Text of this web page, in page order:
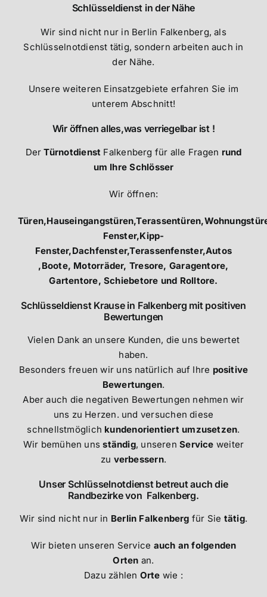
Schlüsseldienst in der Nähe
Wir sind nicht nur in Berlin Falkenberg, als
Schlüsselnotdienst tätig, sondern arbeiten auch in
der Nähe.
Unsere weiteren Einsatzgebiete erfahren Sie im
unterem Abschnitt!
Wir öffnen alles,was verriegelbar ist !
DerTürnotdienst Falkenberg für alle Fragen rund
um Ihre Schlösser
Wir öffnen:
Fenster,Kipp-
Fenster,Dachfenster,Terassenfenster,Autos
,Boote, Motorräder, Tresore, Garagentore,
Gartentore, Schiebetore und Rolltore.
Schlüsseldienst Krause in Falkenberg mit positiven
Bewertungen
Vielen Dank an unsere Kunden, die uns bewertet
haben.
Besonders freuen wir uns natürlich auf Ihre positive
Bewertungen.
Aber auch die negativen Bewertungen nehmen wir
uns zu Herzen. und versuchen diese
schnellstmöglich kundenorientiert umzusetzen.
Wir bemühen unsständig, unserenService weiter
zu verbessern.
Unser Schlüsselnotdienst betreut auch die
Randbezirke von Falkenberg.
Wir sind nicht nur in Berlin Falkenberg für Sie tätig.
Wir bieten unseren Service auch an folgenden
Orten an.
Dazu zählen Orte wie :